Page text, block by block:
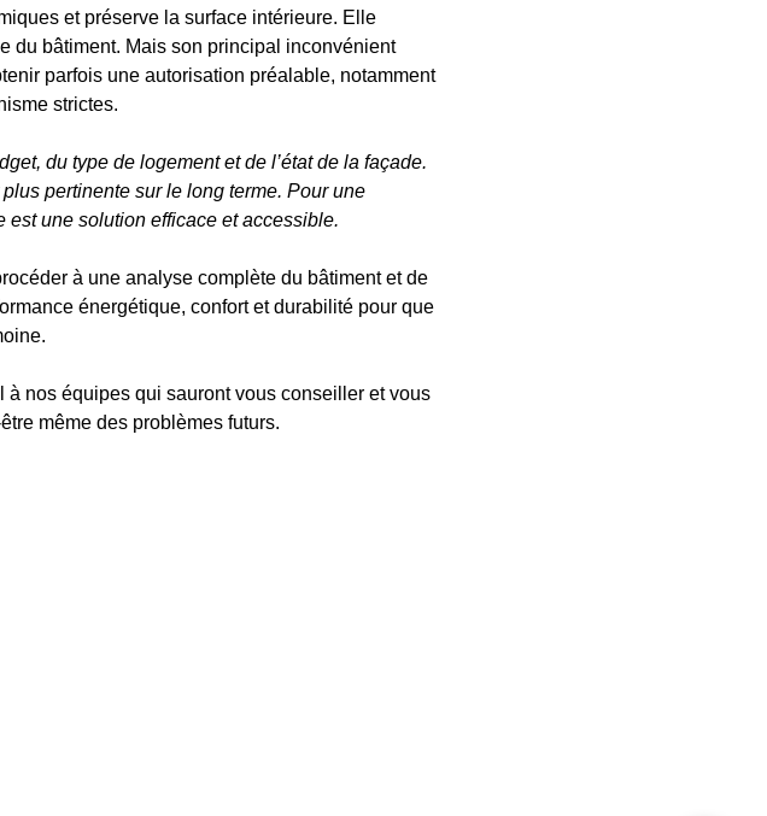
et préserve la surface intérieure. Elle
du bâtiment. Mais son principal inconvénient
parfois une autorisation préalable, notamment
strictes.
du type de logement et de l’état de la façade.
pertinente sur le long terme. Pour une
est une solution efficace et accessible.
à une analyse complète du bâtiment et de
énergétique, confort et durabilité pour que
nos équipes qui sauront vous conseiller et vous
même des problèmes futurs.